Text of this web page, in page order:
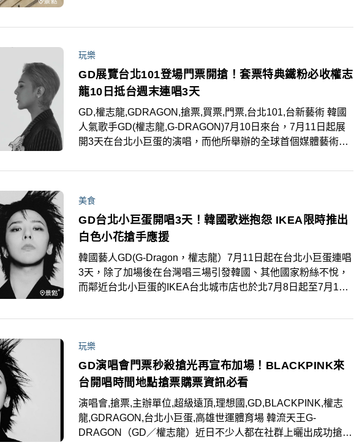
玩樂
GD展覽台北101登場門票開搶！套票特典鐵粉必收權志
龍10日抵台週末連唱3天
GD,權志龍,GDRAGON,搶票,買票,門票,台北101,台新藝術 韓國
人氣歌手GD(權志龍,G-DRAGON)7月10日來台，7月11日起展
開3天在台北小巨蛋的演唱，而他所舉辦的全球首個媒體藝術展
北101展出，GD藝術作品＆展場周邊商品原裝呈現，想要朝聖
美食
GD台北小巨蛋開唱3天！韓國歌迷抱怨 IKEA限時推出
白色小花搶手應援
韓國藝人GD(G-Dragon，權志龍）7月11日起在台北小巨蛋連唱
3天，除了加場後在台灣唱三場引發韓國、其他國家粉絲不悅，
而鄰近台北小巨蛋的IKEA台北城市店也於北7月8日起至7月13
雛菊造型標示，可說是相當應景的另類應援！
玩樂
GD演唱會門票秒殺搶光再宣布加場！BLACKPINK來
台開唱時間地點搶票購票資訊必看
演唱會,搶票,主辦單位,超級遠頂,理想國,GD,BLACKPINK,權志
龍,GDRAGON,台北小巨蛋,高雄世運體育場 韓流天王G-
DRAGON（GD／權志龍）近日不少人都在社群上曬出成功搶票